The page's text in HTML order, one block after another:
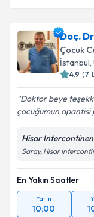
Doç.
Çocuk
İstanbul,
4.9 (7
Doktor beye
çocuğumun
Hisar
Saray, Hisar
En Yakın Saatler
Yarın
10:00